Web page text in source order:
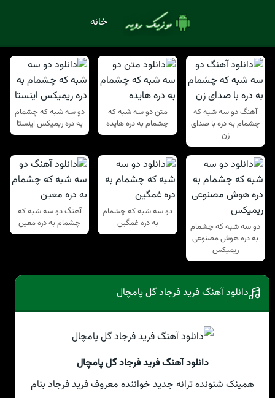
خانه
آهنگ دو سه شبه که
چشمام به دره با صدای
زن
متن دو سه شبه که
چشمام به دره هایده
دو سه شبه که چشمام
به دره ریمیکس اینستا
دو سه شبه که چشمام
به دره هوش مصنوعی
ریمیکس
دو سه شبه که چشمام
به دره غمگین
آهنگ دو سه شبه که
چشمام به دره معین
دانلود آهنگ فرید فرجاد گل پامچال
دانلود آهنگ فرید فرجاد گل پامچال
همینک شنونده ترانه جدید خواننده معروف فرید فرجاد بنام